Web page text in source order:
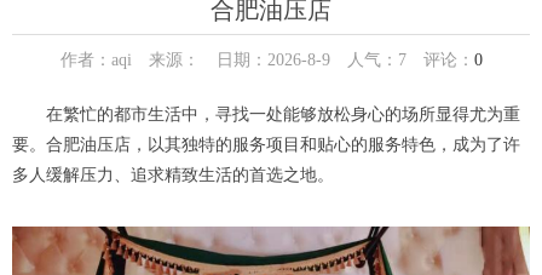
合肥油压店
作者：aqi 来源： 日期：2026-8-9 人气： 7评论： 0
在繁忙的都市生活中，寻找一处能够放松身心的场所显得尤为重
要。合肥油压店，以其独特的服务项目和贴心的服务特色，成为了许
多人缓解压力、追求精致生活的首选之地。